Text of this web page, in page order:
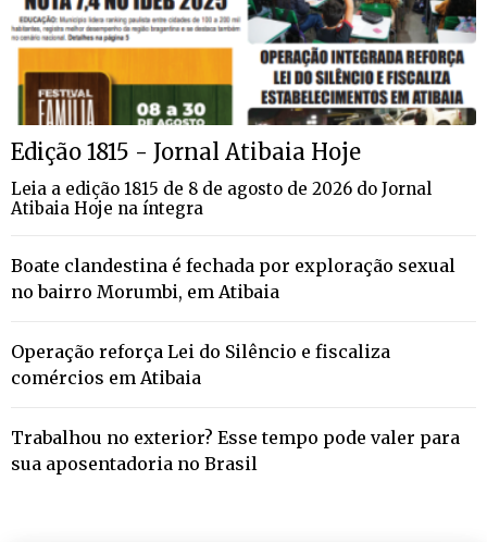
Edição 1815 - Jornal Atibaia Hoje
Leia a edição 1815 de 8 de agosto de 2026 do Jornal
Atibaia Hoje na íntegra
Boate clandestina é fechada por exploração sexual
no bairro Morumbi, em Atibaia
Operação reforça Lei do Silêncio e fiscaliza
comércios em Atibaia
Trabalhou no exterior? Esse tempo pode valer para
sua aposentadoria no Brasil